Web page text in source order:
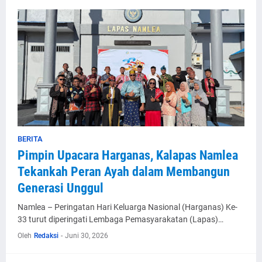
BERITA
Pimpin Upacara Harganas, Kalapas Namlea
Tekankah Peran Ayah dalam Membangun
Generasi Unggul
Namlea – Peringatan Hari Keluarga Nasional (Harganas) Ke-
33 turut diperingati Lembaga Pemasyarakatan (Lapas)…
Oleh Redaksi - Juni 30, 2026